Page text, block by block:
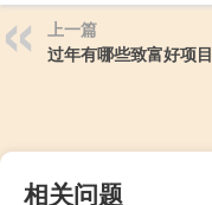
上一篇
过年有哪些致富好项目
相关问题